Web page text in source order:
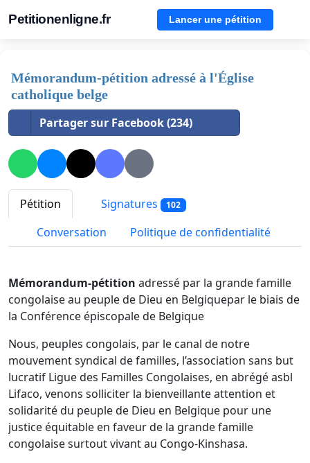
Petitionenligne.fr Lancer une pétition
Mémorandum-pétition adressé à l'Église
catholique belge
Partager sur Facebook (234)
Pétition Signatures 102
Conversation Politique de confidentialité
Mémorandum-pétition adressé par la grande famille
congolaise au peuple de Dieu en Belgiquepar le biais de
la Conférence épiscopale de Belgique
Nous, peuples congolais, par le canal de notre
mouvement syndical de familles, l’association sans but
lucratif Ligue des Familles Congolaises, en abrégé asbl
Lifaco, venons solliciter la bienveillante attention et
solidarité du peuple de Dieu en Belgique pour une
justice équitable en faveur de la grande famille
congolaise surtout vivant au Congo-Kinshasa.